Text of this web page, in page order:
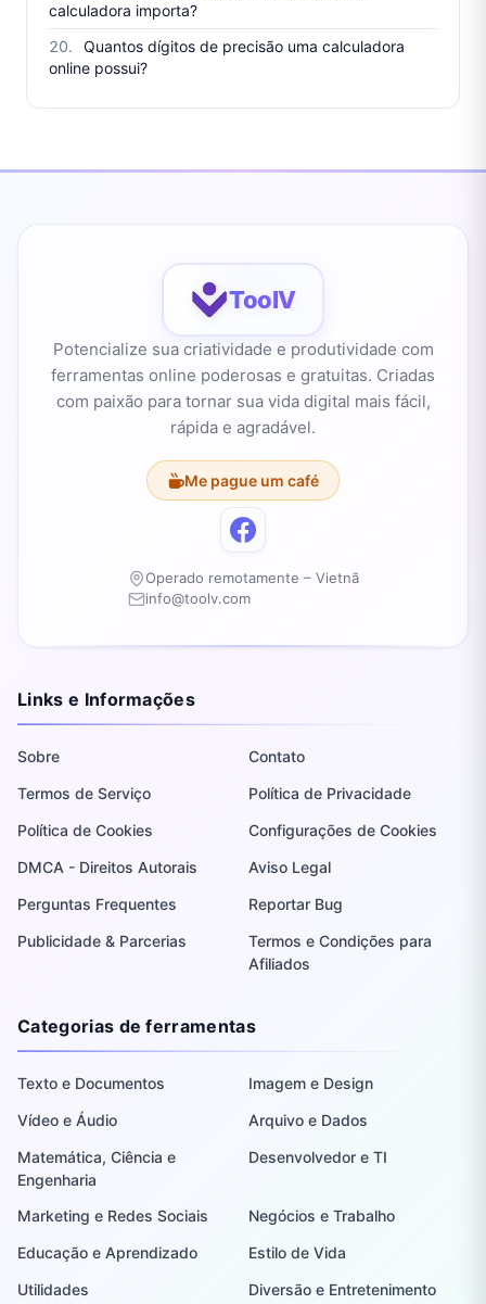
calculadora importa?
Quantos dígitos de precisão uma calculadora
online possui?
ToolV
Potencialize sua criatividade e produtividade com
ferramentas online poderosas e gratuitas. Criadas
com paixão para tornar sua vida digital mais fácil,
rápida e agradável.
Me pague um café
Operado remotamente – Vietnã
info@toolv.com
Links e Informações
Sobre
Contato
Termos de Serviço
Política de Privacidade
Política de Cookies
Configurações de Cookies
DMCA - Direitos Autorais
Aviso Legal
Perguntas Frequentes
Reportar Bug
Publicidade & Parcerias
Termos e Condições para
Afiliados
Categorias de ferramentas
Texto e Documentos
Imagem e Design
Vídeo e Áudio
Arquivo e Dados
Matemática, Ciência e
Engenharia
Desenvolvedor e TI
Marketing e Redes Sociais
Negócios e Trabalho
Educação e Aprendizado
Estilo de Vida
Utilidades
Diversão e Entretenimento